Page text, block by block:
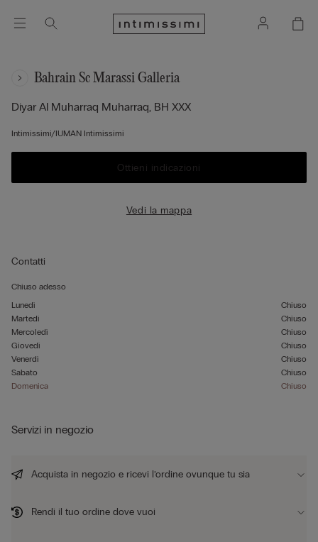
Bahrain Sc Marassi Galleria
Diyar Al Muharraq Muharraq, BH XXX
Intimissimi/IUMAN Intimissimi
Ottieni indicazioni
Vedi la mappa
Contatti
Chiuso adesso
Lunedì
Chiuso
Martedì
Chiuso
Mercoledì
Chiuso
Giovedì
Chiuso
Venerdì
Chiuso
Sabato
Chiuso
Domenica
Chiuso
Servizi in negozio
Acquista in negozio e ricevi l’ordine ovunque tu sia
Rendi il tuo ordine dove vuoi